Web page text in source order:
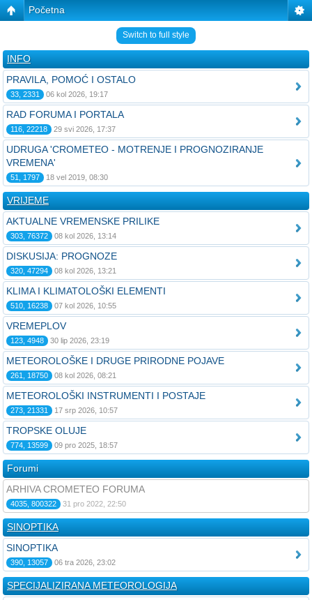
Početna
Switch to full style
INFO
PRAVILA, POMOĆ I OSTALO
33, 2331 06 kol 2026, 19:17
RAD FORUMA I PORTALA
116, 22218 29 svi 2026, 17:37
UDRUGA 'CROMETEO - MOTRENJE I PROGNOZIRANJE
VREMENA'
51, 1797 18 vel 2019, 08:30
VRIJEME
AKTUALNE VREMENSKE PRILIKE
303, 76372 08 kol 2026, 13:14
DISKUSIJA: PROGNOZE
320, 47294 08 kol 2026, 13:21
KLIMA I KLIMATOLOŠKI ELEMENTI
510, 16238 07 kol 2026, 10:55
VREMEPLOV
123, 4948 30 lip 2026, 23:19
METEOROLOŠKE I DRUGE PRIRODNE POJAVE
261, 18750 08 kol 2026, 08:21
METEOROLOŠKI INSTRUMENTI I POSTAJE
273, 21331 17 srp 2026, 10:57
TROPSKE OLUJE
774, 13599 09 pro 2025, 18:57
Forumi
ARHIVA CROMETEO FORUMA
4035, 800322 31 pro 2022, 22:50
SINOPTIKA
SINOPTIKA
390, 13057 06 tra 2026, 23:02
SPECIJALIZIRANA METEOROLOGIJA